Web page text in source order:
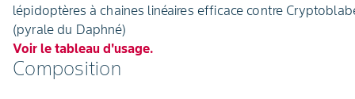
lépidoptères à chaines linéaires efficace contre
(pyrale du Daphné)
Voir le tableau d'usage.
Composition